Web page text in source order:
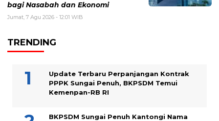
bagi Nasabah dan Ekonomi
Jumat, 7 Agu 2026 - 12:01 WIB
TRENDING
Update Terbaru Perpanjangan Kontrak
PPPK Sungai Penuh, BKPSDM Temui
Kemenpan-RB RI
BKPSDM Sungai Penuh Kantongi Nama